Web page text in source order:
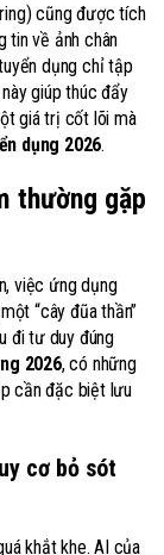
cũng được tích
tin về ảnh chân
dụng chỉ tập
giúp thúc đẩy
giá trị cốt lõi mà
dụng 2026.
thường gặp
việc ứng dụng
“cây đũa thần”
đi tư duy đúng
2026, có những
cần đặc biệt lưu
cơ bỏ sót
khắt khe. AI của